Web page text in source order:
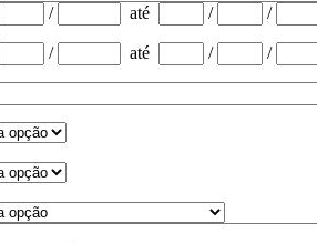
/ até / /
/ até / /